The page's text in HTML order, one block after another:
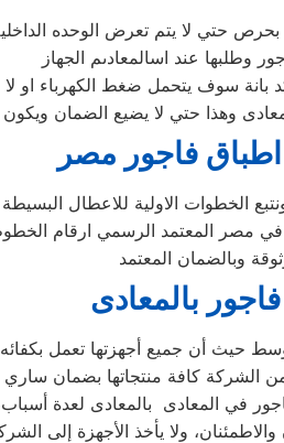
حتي لا يتم تعرض الوحده
وطلبها عند اسالمعادىم الجهاز
بانة سوف يتحمل ضغط الكهرباء او لا
الضمان ويكون في معظم الاجهزة 5 سنوات
فاجور مصر
الخطوات الاولية للاعطال
في مصر المعتمد الرسمي ارقام
بالمعادى
حيث أن جميع أجهزتها تعمل
خدمة عملاء من فاجور في المعادى
ولا يأخذ الأجهزة إلى